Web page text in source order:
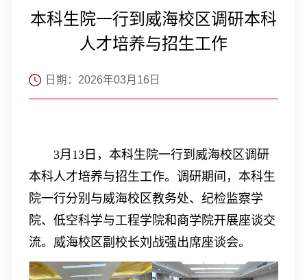
本科生院一行到威海校区调研本科
人才培养与招生工作
日期：2026年03月16日
3月 13日，本科生院一行到威海校区调研
本科人才培养与招生工作。调研期间，本科生
院一行分别与威海校区教务处、纪检监察学
院、低空科学与工程学院和商学院开展座谈交
流。威海校区副校长刘战强出席座谈会。